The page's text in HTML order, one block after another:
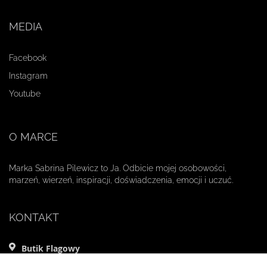
MEDIA
Facebook
Instagram
Youtube
O MARCE
Marka Sabrina Pilewicz to Ja. Odbicie mojej osobowości,
marzeń, wierzeń, inspiracji, doświadczenia, emocji i uczuć.
KONTAKT
Butik Flagowy